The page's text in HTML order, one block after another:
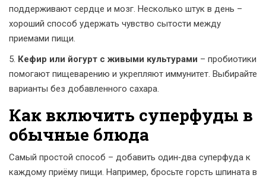
поддерживают сердце и мозг. Несколько штук в день –
хороший способ удержать чувство сытости между
приемами пищи.
5. Кефир или йогурт с живыми культурами – пробиотики
помогают пищеварению и укрепляют иммунитет. Выбирайте
варианты без добавленного сахара.
Как включить суперфуды в
обычные блюда
Самый простой способ – добавить один‑два суперфуда к
каждому приёму пищи. Например, бросьте горсть шпината в